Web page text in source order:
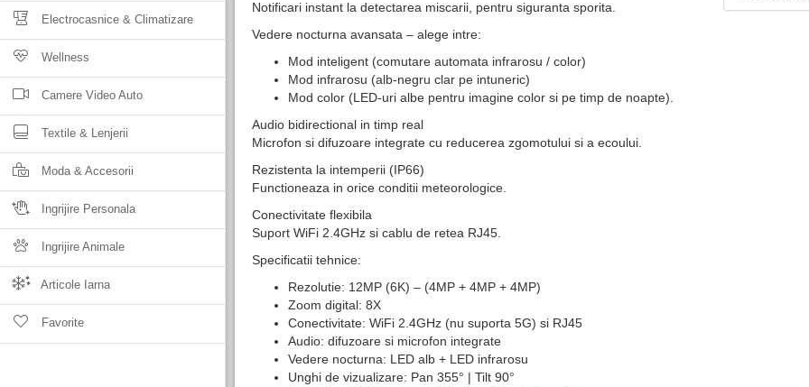
Electrocasnice & Climatizare
Wellness
Camere Video Auto
Textile & Lenjerii
Moda & Accesorii
Ingrijire Personala
Ingrijire Animale
Articole Iarna
Favorite
Notificari instant la detectarea miscarii, pentru siguranta sporita.
Vedere nocturna avansata – alege intre:
Mod inteligent (comutare automata infrarosu / color)
Mod infrarosu (alb-negru clar pe intuneric)
Mod color (LED-uri albe pentru imagine color si pe timp de noapte).
Audio bidirectional in timp real
Microfon si difuzoare integrate cu reducerea zgomotului si a ecoului.
Rezistenta la intemperii (IP66)
Functioneaza in orice conditii meteorologice.
Conectivitate flexibila
Suport WiFi 2.4GHz si cablu de retea RJ45.
Specificatii tehnice:
Rezolutie: 12MP (6K) – (4MP + 4MP + 4MP)
Zoom digital: 8X
Conectivitate: WiFi 2.4GHz (nu suporta 5G) si RJ45
Audio: difuzoare si microfon integrate
Vedere nocturna: LED alb + LED infrarosu
Unghi de vizualizare: Pan 355° | Tilt 90°